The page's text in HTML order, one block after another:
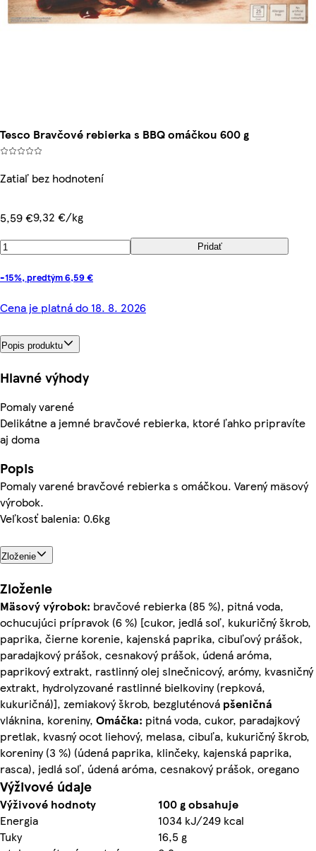
Tesco Bravčové rebierka s BBQ omáčkou 600 g
Zatiaľ bez hodnotení
5,59 €9,32 €/kg
Pridať
-15%, predtým 6,59 €
Cena je platná do 18. 8. 2026
Popis produktu
Hlavné výhody
Pomaly varené
Delikátne a jemné bravčové rebierka, ktoré ľahko pripravíte
aj doma
Popis
Pomaly varené bravčové rebierka s omáčkou. Varený mäsový
výrobok.
Veľkosť balenia: 0.6kg
Zloženie
Zloženie
Mäsový výrobok: bravčové rebierka (85 %), pitná voda,
ochucujúci prípravok (6 %) [cukor, jedlá soľ, kukuričný škrob,
paprika, čierne korenie, kajenská paprika, cibuľový prášok,
paradajkový prášok, cesnakový prášok, údená aróma,
paprikový extrakt, rastlinný olej slnečnicový, arómy, kvasničný
extrakt, hydrolyzované rastlinné bielkoviny (repková,
kukuričná)], zemiakový škrob, bezgluténová pšeničná
vláknina, koreniny, Omáčka: pitná voda, cukor, paradajkový
pretlak, kvasný ocot liehový, melasa, cibuľa, kukuričný škrob,
koreniny (3 %) (údená paprika, klinčeky, kajenská paprika,
rasca), jedlá soľ, údená aróma, cesnakový prášok, oregano
Výživové údaje
Výživové hodnoty
100 g obsahuje
Energia
1034 kJ/249 kcal
Tuky
16,5 g